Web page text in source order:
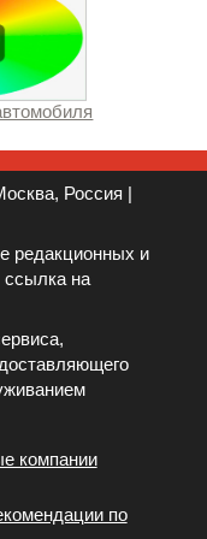
Россия |
редакционных и
ссылка на
компании